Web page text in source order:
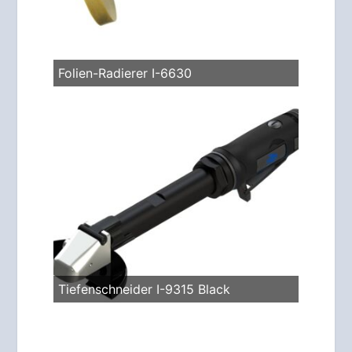
Folien-Radierer I-6630
Tiefenschneider I-9315 Black